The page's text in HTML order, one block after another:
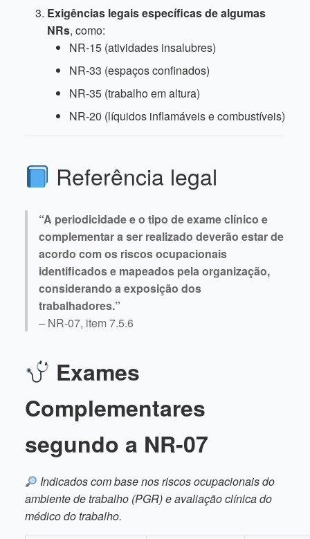
Exigências legais específicas de algumas
NRs, como:
NR-15 (atividades insalubres)
NR-33 (espaços confinados)
NR-35 (trabalho em altura)
NR-20 (líquidos inflamáveis e combustíveis)
Referência legal
“A periodicidade e o tipo de exame clínico e
complementar a ser realizado deverão estar de
acordo com os riscos ocupacionais
identificados e mapeados pela organização,
considerando a exposição dos
trabalhadores.”
– NR-07, item 7.5.6
Exames
Complementares
segundo a NR-07
Indicados com base nos riscos ocupacionais do
ambiente de trabalho (PGR) e avaliação clínica do
médico do trabalho.